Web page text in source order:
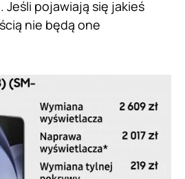
Jeśli pojawiają się jakieś
nie będą one